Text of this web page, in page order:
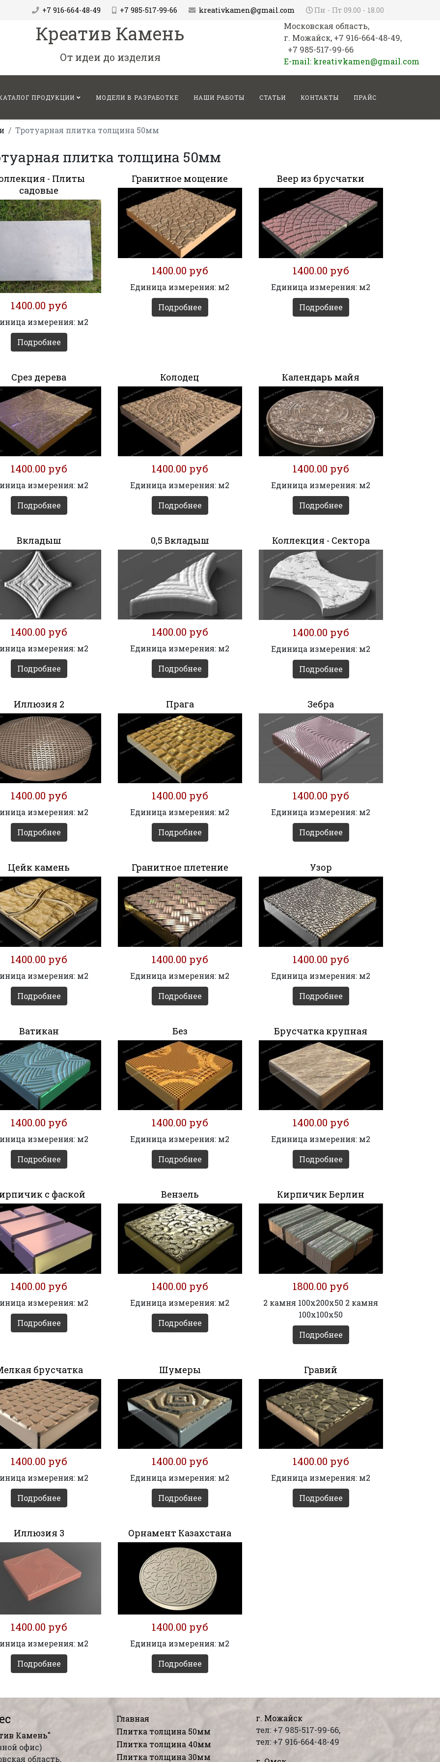
+7 916-664-48-49 +7 985-517-99-66 kreativkamen@gmail.com Пн - Пт 09.00 - 18.00
Креатив Камень
От идеи до изделия
Московская область,
г. Можайск, +7 916-664-48-49,
+7 985-517-99-66
E-mail: kreativkamen@gmail.com
ПРОДУКЦИИ МОДЕЛИ В РАЗРАБОТКЕ НАШИ РАБОТЫ СТАТЬИ КОНТАКТЫ ПРАЙС
Тротуарная плитка толщина 50мм
плитка толщина 50мм
- Плиты
садовые
1400.00 руб
измерения: м2
Подробнее
Гранитное мощение
1400.00 руб
Единица измерения: м2
Подробнее
Веер из брусчатки
1400.00 руб
Единица измерения: м2
Подробнее
Срез дерева
1400.00 руб
измерения: м2
Подробнее
Колодец
1400.00 руб
Единица измерения: м2
Подробнее
Календарь майя
1400.00 руб
Единица измерения: м2
Подробнее
Вкладыш
1400.00 руб
измерения: м2
Подробнее
0,5 Вкладыш
1400.00 руб
Единица измерения: м2
Подробнее
Коллекция - Сектора
1400.00 руб
Единица измерения: м2
Подробнее
Иллюзия 2
1400.00 руб
измерения: м2
Подробнее
Прага
1400.00 руб
Единица измерения: м2
Подробнее
Зебра
1400.00 руб
Единица измерения: м2
Подробнее
Цейк камень
1400.00 руб
измерения: м2
Подробнее
Гранитное плетение
1400.00 руб
Единица измерения: м2
Подробнее
Узор
1400.00 руб
Единица измерения: м2
Подробнее
Ватикан
1400.00 руб
измерения: м2
Подробнее
Без
1400.00 руб
Единица измерения: м2
Подробнее
Брусчатка крупная
1400.00 руб
Единица измерения: м2
Подробнее
с фаской
1400.00 руб
измерения: м2
Подробнее
Вензель
1400.00 руб
Единица измерения: м2
Подробнее
Кирпичик Берлин
1800.00 руб
2 камня 100х200х50 2 камня
100х100х50
Подробнее
брусчатка
1400.00 руб
измерения: м2
Подробнее
Шумеры
1400.00 руб
Единица измерения: м2
Подробнее
Гравий
1400.00 руб
Единица измерения: м2
Подробнее
Иллюзия 3
1400.00 руб
измерения: м2
Подробнее
Орнамент Казахстана
1400.00 руб
Единица измерения: м2
Подробнее
Камень"
офис)
область,
Главная
Плитка толщина 50мм
Плитка толщина 40мм
Плитка толщина 30мм
г. Можайск
тел: +7 985-517-99-66,
тел: +7 916-664-48-49